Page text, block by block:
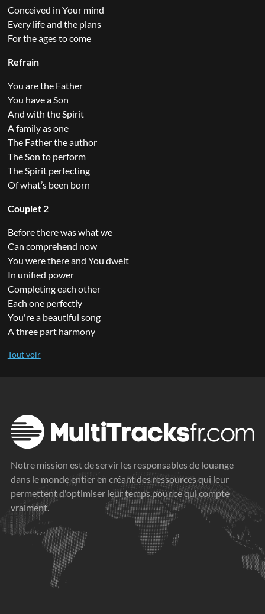
Conceived in Your mind
Every life and the plans
For the ages to come
Refrain
You are the Father
You have a Son
And with the Spirit
A family as one
The Father the author
The Son to perform
The Spirit perfecting
Of what’s been born
Couplet 2
Before there was what we
Can comprehend now
You were there and You dwelt
In unified power
Completing each other
Each one perfectly
You're a beautiful song
A three part harmony
Notre mission est de servir les responsables de louange
dans le monde entier en créant des ressources qui leur
permettent d'optimiser leur temps pour ce qui compte
vraiment.